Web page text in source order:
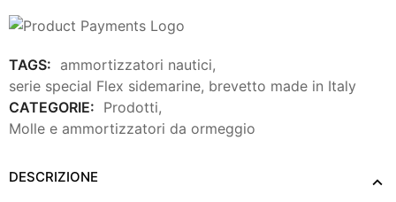
TAGS: ammortizzatori nautici,
serie special Flex sidemarine, brevetto made in Italy
CATEGORIE: Prodotti,
Molle e ammortizzatori da ormeggio
DESCRIZIONE